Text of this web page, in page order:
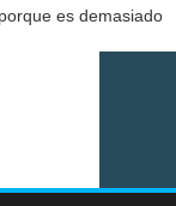
es demasiado